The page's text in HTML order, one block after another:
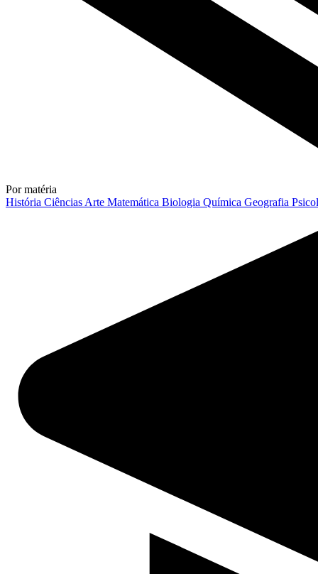
Por matéria
História Ciências Arte Matemática Biologia Química Geografia